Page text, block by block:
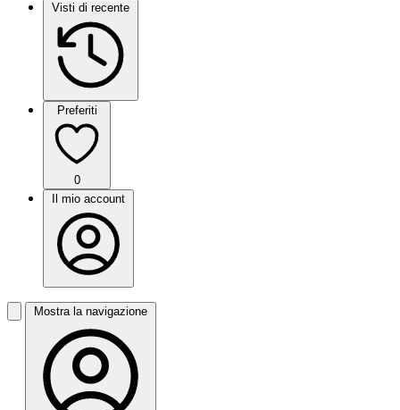
Visti di recente
Preferiti
0
Il mio account
Mostra la navigazione